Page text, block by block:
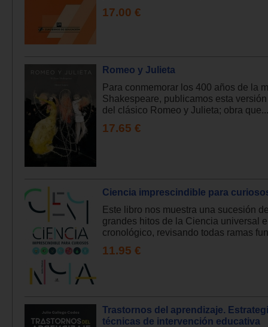
17.00 €
Romeo y Julieta
Para conmemorar los 400 años de la
Shakespeare, publicamos esta
del clásico Romeo y Julieta; obra que...
17.65 €
Ciencia imprescindible para
Este libro nos muestra una sucesión
grandes hitos de la Ciencia universal
cronológico, revisando todas ramas
11.95 €
Trastornos del aprendizaje.
técnicas de intervención educativa